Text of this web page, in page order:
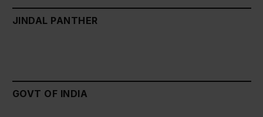
JINDAL PANTHER
GOVT OF INDIA